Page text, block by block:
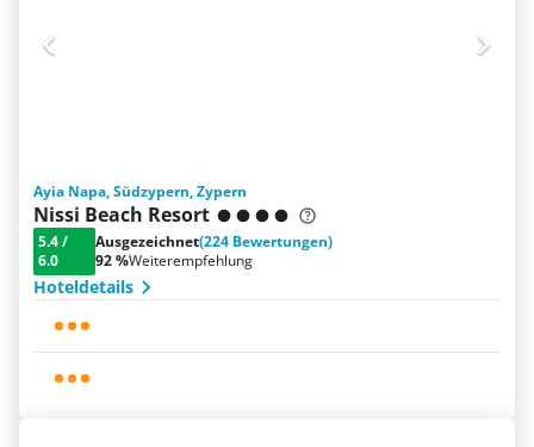
Ayia Napa, Südzypern, Zypern
Nissi Beach Resort
5.4/
6.0
Ausgezeichnet(224 Bewertungen)
92 %Weiterempfehlung
Hoteldetails